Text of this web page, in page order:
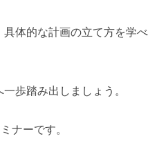
体的な計画の立て方を学べ
歩踏み出しましょう。
ナーです。